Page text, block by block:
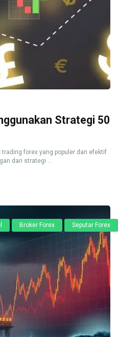
Strategi 50
forex yang populer dan efektif
dari strategi ...
Broker Forex Seputar Forex